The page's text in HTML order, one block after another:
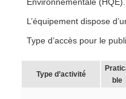
L’équipement dispose
Type d’accès pour le
Type d’activité
ble